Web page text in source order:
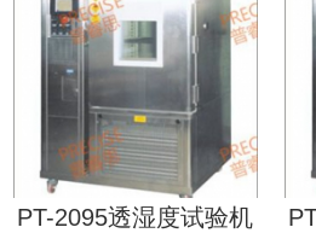
PT-2095透湿度试验机